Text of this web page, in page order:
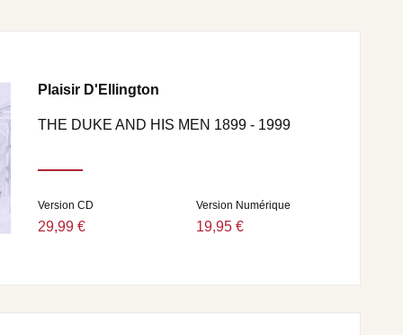
Plaisir D'Ellington
THE DUKE AND HIS MEN 1899 - 1999
Version CD
29,99 €
Version Numérique
19,95 €